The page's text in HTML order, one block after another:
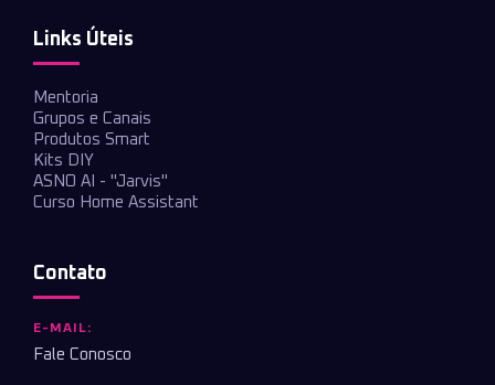
Links Úteis
Mentoria
Grupos e Canais
Produtos Smart
Kits DIY
ASNO AI - "Jarvis"
Curso Home Assistant
Contato
E-MAIL:
Fale Conosco